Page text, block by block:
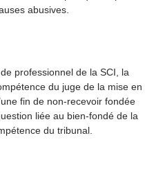
abusives.
professionnel de la SCI, la
du juge de la mise en
fin de non-recevoir fondée
liée au bien-fondé de la
du tribunal.